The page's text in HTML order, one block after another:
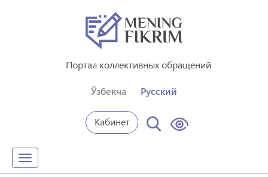
Портал коллективных обращений
Ўзбекча Русский
Кабинет
Toggle
navigation